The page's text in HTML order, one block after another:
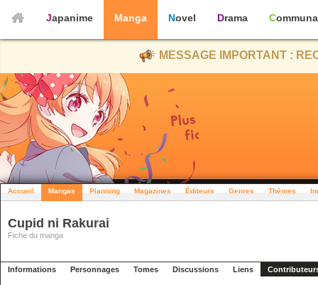
Japanime Manga Novel Drama
MESSAGE IMPORTANT :
Accueil Mangas Planning Magazines Éditeurs Genres Thèmes
Cupid ni Rakurai
Fiche du manga
Informations Personnages Tomes Discussions Liens